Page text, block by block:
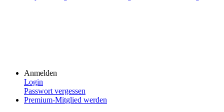
Anmelden
Login
Passwort vergessen
Premium-Mitglied werden